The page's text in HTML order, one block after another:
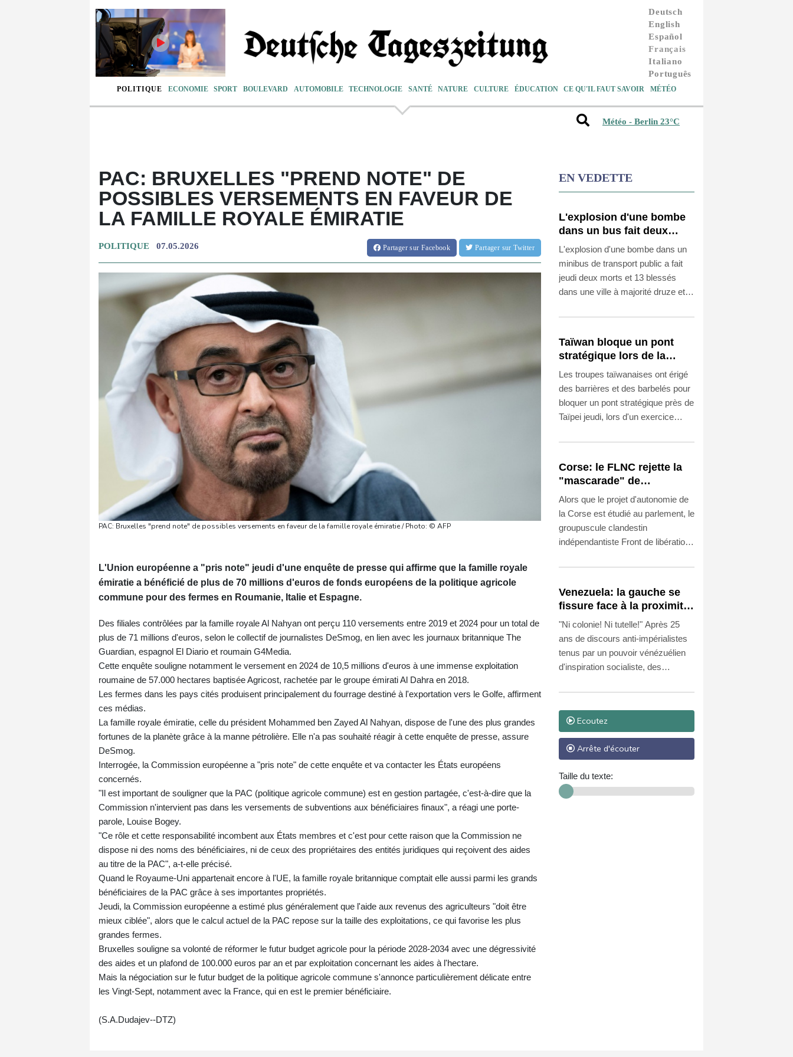
Deutsch
English
Español
Français
Italiano
Português
POLITIQUE ECONOMIE SPORT BOULEVARD AUTOMOBILE TECHNOLOGIE SANTÉ NATURE CULTURE ÉDUCATION CE QU'IL FAUT SAVOIR MÉTÉO
Météo - Berlin 23°C
PAC: BRUXELLES "PREND NOTE" DE
POSSIBLES VERSEMENTS EN FAVEUR DE
LA FAMILLE ROYALE ÉMIRATIE
POLITIQUE 07.05.2026 Partagersur Facebook Partager sur Twitter
PAC: Bruxelles "prend note" de possibles versements en faveur de la famille royale émiratie / Photo: © AFP
L'Union européenne a "pris note" jeudi d'une enquête de presse qui affirme que la famille royale
émiratie a bénéficié de plus de 70 millions d'euros de fonds européens de la politique agricole
commune pour des fermes en Roumanie, Italie et Espagne.
Des filiales contrôlées par la famille royale Al Nahyan ont perçu 110 versements entre 2019 et 2024 pour un total de
plus de 71 millions d'euros, selon le collectif de journalistes DeSmog, en lien avec les journaux britannique The
Guardian, espagnol El Diario et roumain G4Media.
Cette enquête souligne notamment le versement en 2024 de 10,5 millions d'euros à une immense exploitation
roumaine de 57.000 hectares baptisée Agricost, rachetée par le groupe émirati Al Dahra en 2018.
Les fermes dans les pays cités produisent principalement du fourrage destiné à l'exportation vers le Golfe, affirment
ces médias.
La famille royale émiratie, celle du président Mohammed ben Zayed Al Nahyan, dispose de l'une des plus grandes
fortunes de la planète grâce à la manne pétrolière. Elle n'a pas souhaité réagir à cette enquête de presse, assure
DeSmog.
Interrogée, la Commission européenne a "pris note" de cette enquête et va contacter les États européens
concernés.
"Il est important de souligner que la PAC (politique agricole commune) est en gestion partagée, c'est-à-dire que la
Commission n'intervient pas dans les versements de subventions aux bénéficiaires finaux", a réagi une porte-
parole, Louise Bogey.
"Ce rôle et cette responsabilité incombent aux États membres et c'est pour cette raison que la Commission ne
dispose ni des noms des bénéficiaires, ni de ceux des propriétaires des entités juridiques qui reçoivent des aides
au titre de la PAC", a-t-elle précisé.
Quand le Royaume-Uni appartenait encore à l'UE, la famille royale britannique comptait elle aussi parmi les grands
bénéficiaires de la PAC grâce à ses importantes propriétés.
Jeudi, la Commission européenne a estimé plus généralement que l'aide aux revenus des agriculteurs "doit être
mieux ciblée", alors que le calcul actuel de la PAC repose sur la taille des exploitations, ce qui favorise les plus
grandes fermes.
Bruxelles souligne sa volonté de réformer le futur budget agricole pour la période 2028-2034 avec une dégressivité
des aides et un plafond de 100.000 euros par an et par exploitation concernant les aides à l'hectare.
Mais la négociation sur le futur budget de la politique agricole commune s'annonce particulièrement délicate entre
les Vingt-Sept, notamment avec la France, qui en est le premier bénéficiaire.
(S.A.Dudajev--DTZ)
EN VEDETTE
L'explosion d'une bombe
dans un bus fait deux
morts près de Damas
L'explosion d'une bombe dans un
minibus de transport public a fait
jeudi deux morts et 13 blessés
dans une ville à majorité druze et
rapporté l'agence de presse
ministère de la Santé.
Taïwan bloque un pont
stratégique lors de la
simulation d'une invasion
par la Chine
Les troupes taïwanaises ont érigé
des barrières et des barbelés pour
bloquer un pont stratégique près de
Taïpei jeudi, lors d'un exercice
qui visait à bloquer l'accès à la
Corse: le FLNC rejette la
"mascarade" de
l'autonomie et menace les
"envahisseurs" venant
Alors que le projet d'autonomie de
la Corse est étudié au parlement, le
groupuscule clandestin
indépendantiste Front de libération
Combattants (FLNC-UC) l'a
soutiens, menaçant également les
"envahisseurs" non-corses sur l'île.
Venezuela: la gauche se
fissure face à la proximité
avec les Etats-Unis
"Ni colonie! Ni tutelle!" Après 25
ans de discours anti-impérialistes
tenus par un pouvoir vénézuélien
d'inspiration socialiste, des
changement de cap, Caracas
collaborant désormais étroitement
avec les Etats-Unis.
Ecoutez
Arrête d'écouter
Taille du texte: